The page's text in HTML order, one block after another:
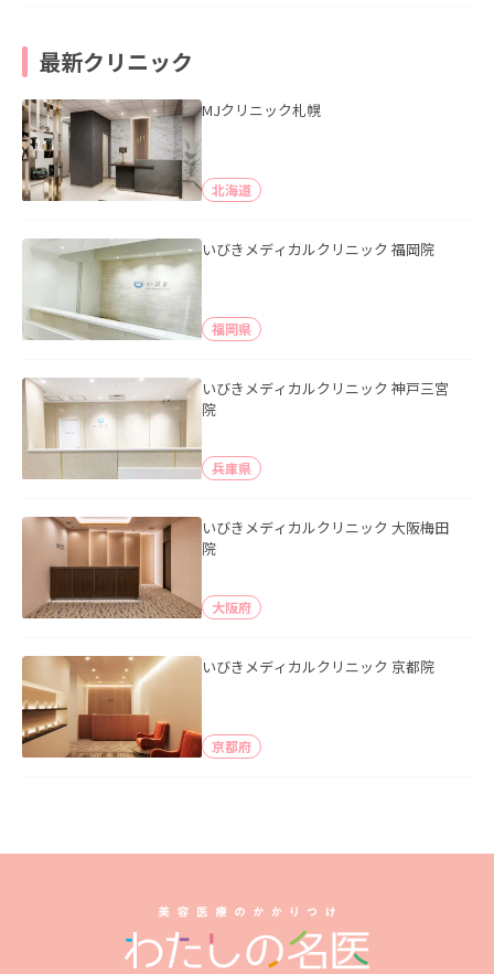
最新クリニック
MJクリニック札幌
北海道
いびきメディカルクリニック 福岡院
福岡県
いびきメディカルクリニック 神戸三宮
院
兵庫県
いびきメディカルクリニック 大阪梅田
院
大阪府
いびきメディカルクリニック 京都院
京都府